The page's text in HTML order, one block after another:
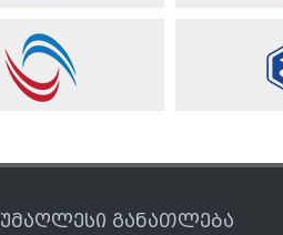
უმაღლესი განათლება